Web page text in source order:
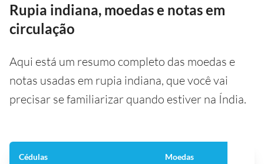
Rupia indiana, moedas e notas em
circulação
Aqui está um resumo completo das moedas e
notas usadas em rupia indiana, que você vai
precisar se familiarizar quando estiver na Índia.
Cédulas Moedas